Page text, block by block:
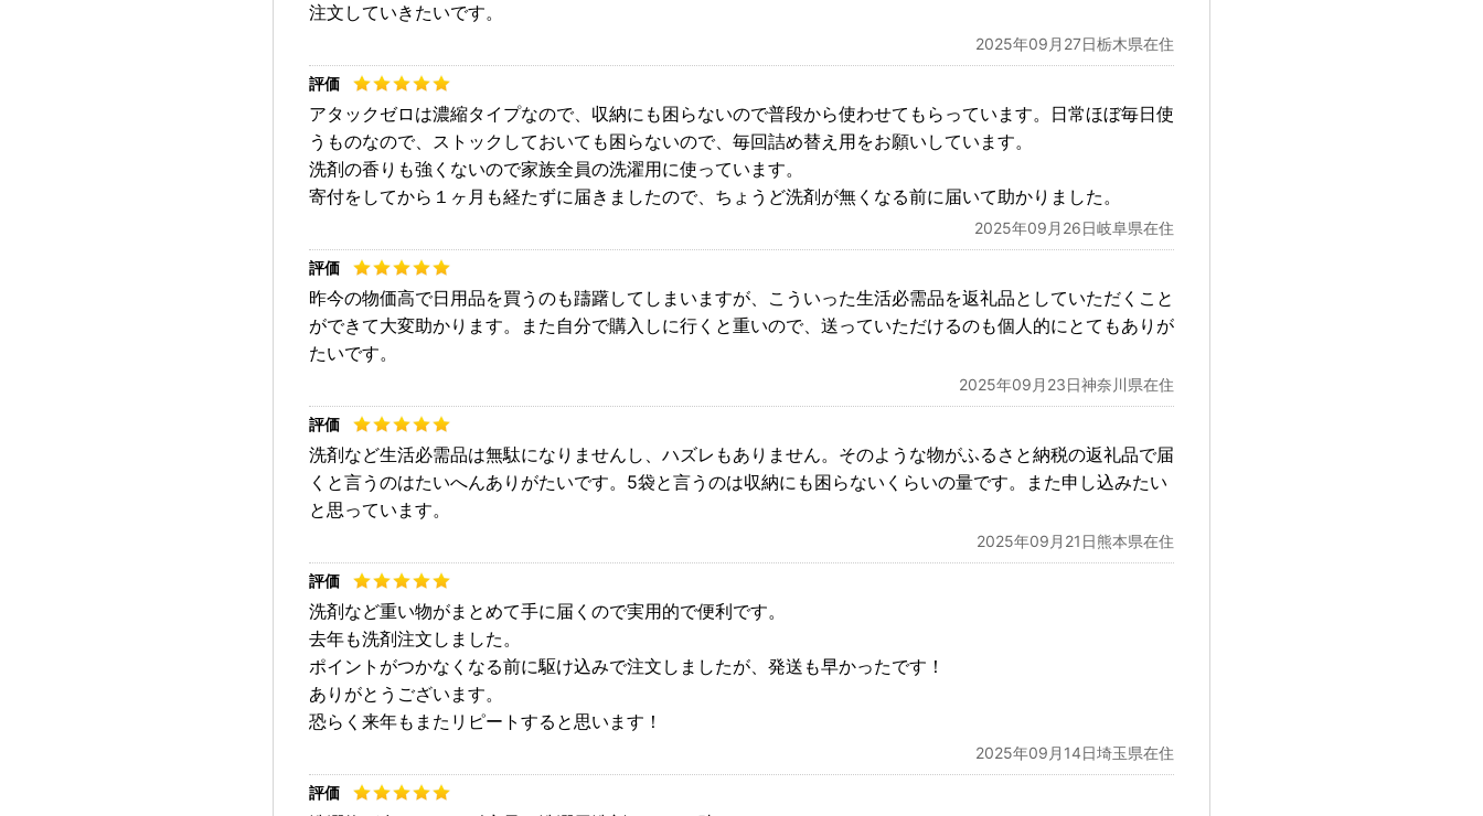
注文していきたいです。
2025年09月27日栃木県在住
アタックゼロは濃縮タイプなので、収納にも困らないので普段から使わせてもらっています。日常ほぼ毎日使
うものなので、ストックしておいても困らないので、毎回詰め替え用をお願いしています。
洗剤の香りも強くないので家族全員の洗濯用に使っています。
寄付をしてから１ヶ月も経たずに届きましたので、ちょうど洗剤が無くなる前に届いて助かりました。
2025年09月26日岐阜県在住
昨今の物価高で日用品を買うのも躊躇してしまいますが、こういった生活必需品を返礼品としていただくこと
ができて大変助かります。また自分で購入しに行くと重いので、送っていただけるのも個人的にとてもありが
たいです。
2025年09月23日神奈川県在住
洗剤など生活必需品は無駄になりませんし、ハズレもありません。そのような物がふるさと納税の返礼品で届
くと言うのはたいへんありがたいです。5袋と言うのは収納にも困らないくらいの量です。また申し込みたい
と思っています。
2025年09月21日熊本県在住
洗剤など重い物がまとめて手に届くので実用的で便利です。
去年も洗剤注文しました。
ポイントがつかなくなる前に駆け込みで注文しましたが、発送も早かったです！
ありがとうございます。
恐らく来年もまたリピートすると思います！
2025年09月14日埼玉県在住